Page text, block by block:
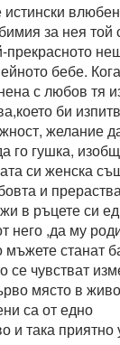
истински
за нея той
бебе.
с любов тя
би
желание
го гушка,
си женска
и
в ръцете си
него ,да му
мъжете станат
се чувстват
място в
са от едно
и така